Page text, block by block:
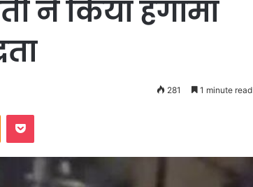
ने किया हंगामा
281 1 minute read
Odnoklassniki
Pocket